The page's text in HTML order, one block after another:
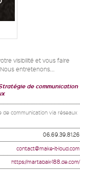
visibilité et vous faire
entretenons...
de communication
communication via réseaux
06.69.39.81.26
contact@make-it-loud.com
https://martabak-188.de.com/